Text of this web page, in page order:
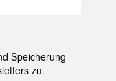
Speicherung
zu.